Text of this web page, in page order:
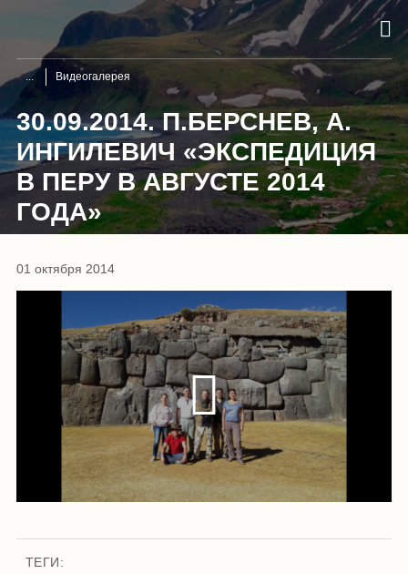
Видеогалерея
30.09.2014. П.БЕРСНЕВ, А.
ИНГИЛЕВИЧ «ЭКСПЕДИЦИЯ
В ПЕРУ В АВГУСТЕ 2014
ГОДА»
01 октября 2014
ТЕГИ: